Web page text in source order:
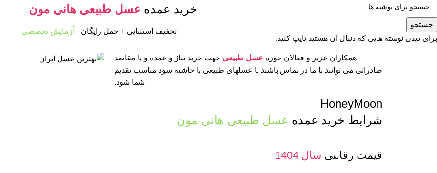
جستجو
برای دیدن نوشته هایی که دنبال آن هستید تایپ کنید.
خرید عمده عسل طبیعی هانی مون
تخفیف استثنایی + حمل رایگان+ آزمایش تخصصی
همکاران عزیز و فعالان حوزه عسل طبیعی جهت خرید تناژ و عمده و یا مقاصد
صادراتی می توانند با ما در تماس باشند تا عسلهای طبیعی با حاشیه سود مناسب تقدیم
شما شود.
HoneyMoon
شرایط خرید عمده عسل طبیعی هانی مون
قیمت رقابتی سال 1404